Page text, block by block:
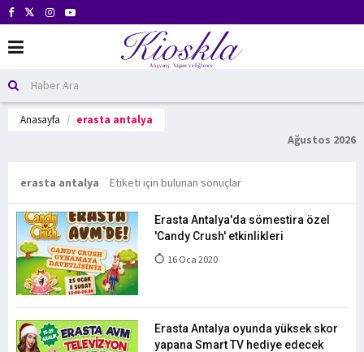
Anasayfa erasta antalya
Ağustos 2026
erasta antalya Etiketi için bulunan sonuçlar
Erasta Antalya'da sömestira özel
'Candy Crush' etkinlikleri
16 Oca 2020
Erasta Antalya oyunda yüksek skor
yapana Smart TV hediye edecek